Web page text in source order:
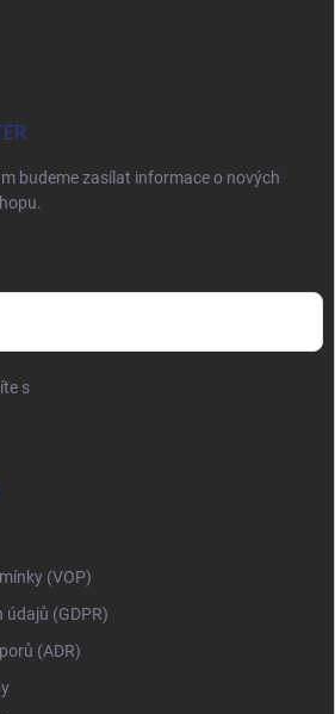
budeme zasílat informace o nových
s
(VOP)
(GDPR)
(ADR)